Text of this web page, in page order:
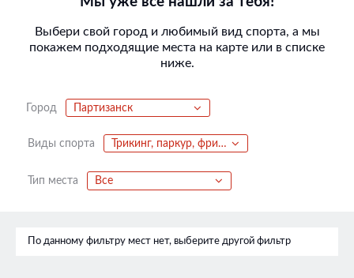
Выбери свой город и любимый вид спорта, а мы
покажем подходящие места на карте или в списке
ниже.
Город Партизанск
Виды спорта Трикинг, паркур, фриран, акрострит
Тип места Все
По данному фильтру мест нет, выберите другой фильтр